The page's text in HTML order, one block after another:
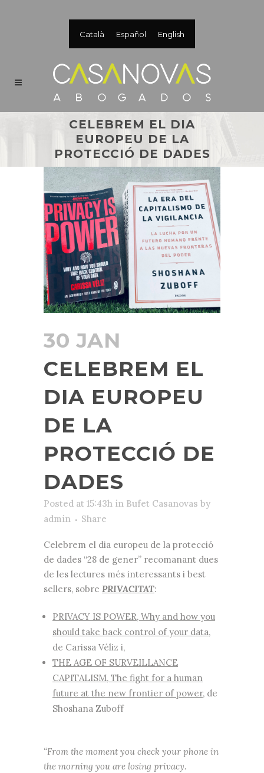
Català Español English
CELEBREM EL DIA
EUROPEU DE LA
PROTECCIÓ DE DADES
30 JAN
CELEBREM EL
DIA EUROPEU
DE LA
PROTECCIÓ DE
DADES
Posted at 15:43h in Bufet Casanovas by
admin
Share
Celebrem el dia europeu de la protecció
de dades “28 de gener” recomanant dues
de les lectures més interessants i best
sellers, sobre PRIVACITAT:
PRIVACY IS POWER, Why and how you
should take back control of your data,
de Carissa Véliz i,
THE AGE OF SURVEILLANCE
CAPITALISM, The fight for a human
future at the new frontier of power, de
Shoshana Zuboff
“From the moment you check your phone in
the morning you are losing privacy.